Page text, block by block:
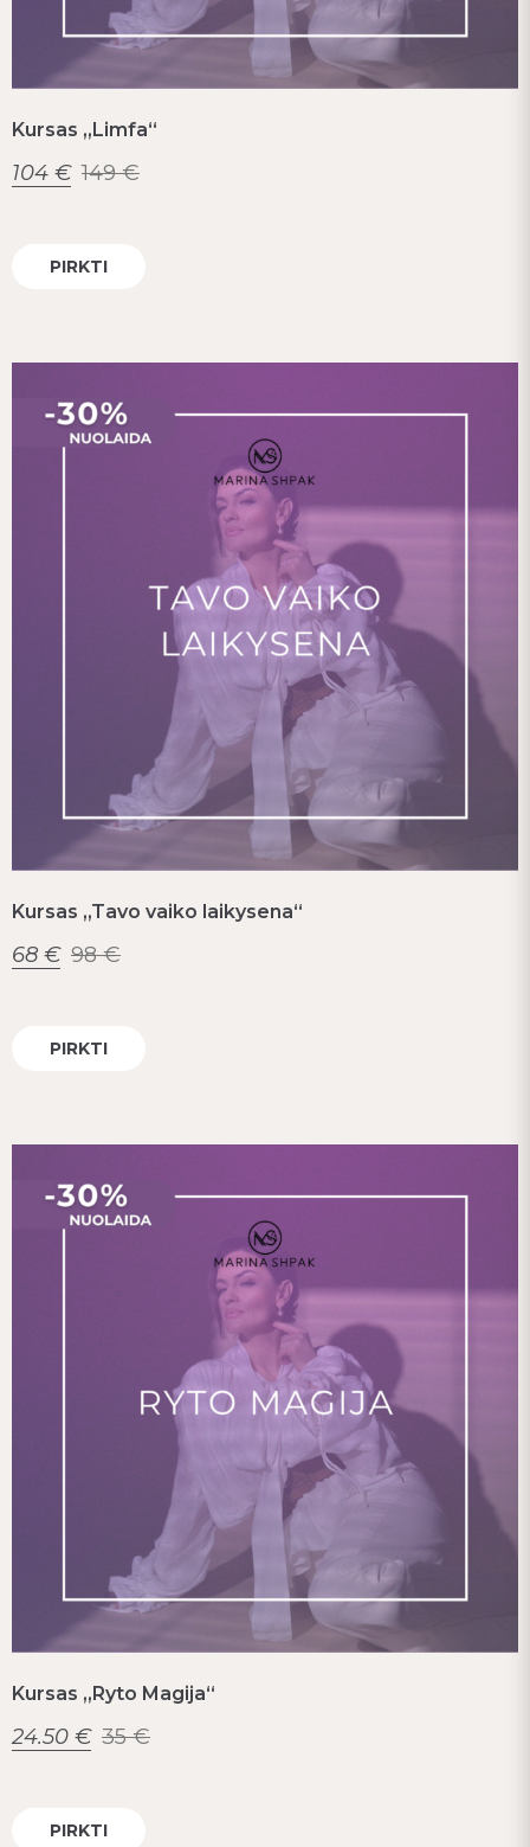
Kursas „Limfa“
104 € 149€
PIRKTI
Kursas „Tavo vaiko laikysena“
68 € 98€
PIRKTI
Kursas „Ryto Magija“
24.50 € 35€
PIRKTI